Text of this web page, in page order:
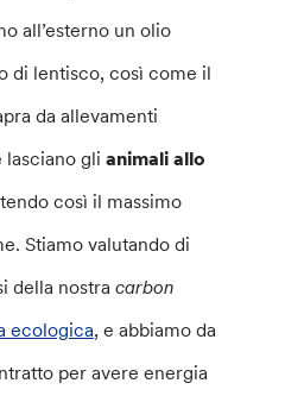
all’esterno un olio
di lentisco, così come il
da allevamenti
lasciano glianimali allo
così il massimo
Stiamo valutando di
della nostracarbon
ecologica, e abbiamo da
per avere energia